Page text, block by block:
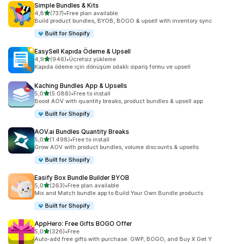
Simple Bundles & Kits
4,85 yıldız üzerinden
(737)
toplam 737 değerlendirme
•Free plan available
Build product bundles, BYOB, BOGO & upsell with inventory sync
Built for Shopify
EasySell Kapıda Ödeme & Upsell
4,95 yıldız üzerinden
(946)
toplam 946 değerlendirme
•Ücretsiz yükleme
Kapıda ödeme için dönüşüm odaklı sipariş formu ve upsell
Kaching Bundles App & Upsells
5,05 yıldız üzerinden
(5.088)
toplam 5088 değerlendirme
•Free to install
Boost AOV with quantity breaks, product bundles & upsell app
Built for Shopify
AOV.ai Bundles Quantity Breaks
5,05 yıldız üzerinden
(1.498)
toplam 1498 değerlendirme
•Free to install
Grow AOV with product bundles, volume discounts & upsells
Built for Shopify
Easify Box Bundle Builder BYOB
5,05 yıldız üzerinden
(263)
toplam 263 değerlendirme
•Free plan available
Mix and Match bundle app to Build Your Own Bundle products
Built for Shopify
AppHero: Free Gifts BOGO Offer
5,05 yıldız üzerinden
(326)
toplam 326 değerlendirme
•Free
Auto-add free gifts with purchase: GWP, BOGO, and Buy X Get Y